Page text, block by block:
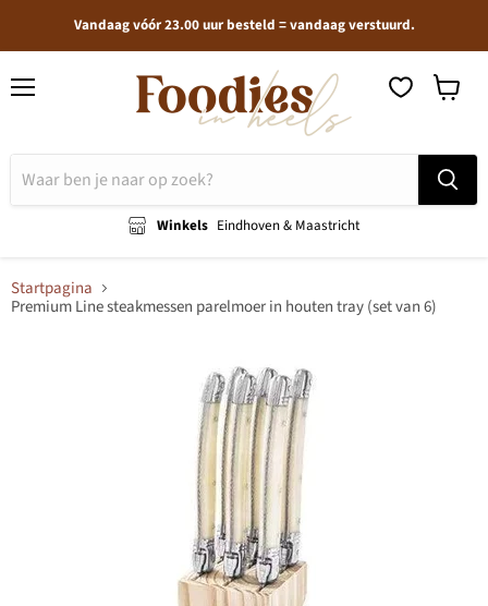
Vandaag vóór 23.00 uur besteld = vandaag verstuurd.
Winkels Eindhoven & Maastricht
Startpagina
Premium Line steakmessen parelmoer in houten tray (set van 6)